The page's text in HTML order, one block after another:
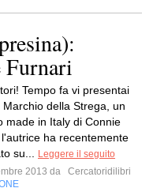
Tempo fa vi presentai
Marchio della Strega, un
made in Italy di Connie
ha recentemente
su...
Leggere il seguito
2013 da
Cercatoridilibri